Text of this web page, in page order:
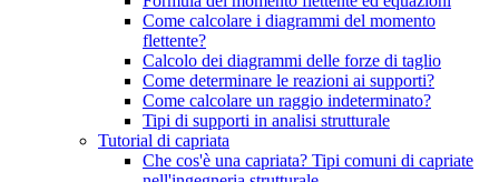
Come calcolare i diagrammi del momento
flettente?
Calcolo dei diagrammi delle forze di taglio
Come determinare le reazioni ai supporti?
Come calcolare un raggio indeterminato?
Tipi di supporti in analisi strutturale
Tutorial di capriata
Che cos'è una capriata? Tipi comuni di capriate